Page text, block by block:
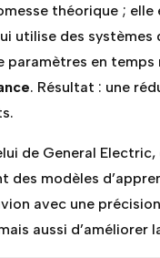
théorique ;
utilise des
paramètres en
. Résultat : une
de General
des modèles
avec une
aussi d’améliorer